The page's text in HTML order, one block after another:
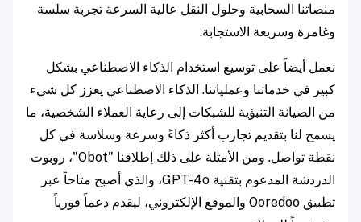
منصاتنا السحابية وحلول النقل عالية السرعة تجربة سلسة
وغامرة وسريعة الاستجابة.
نعمل أيضاً على توسيع استخدام الذكاء الاصطناعي بشكل
كبير في خدماتنا وعملياتنا. الذكاء الاصطناعي يعزز كل شيء
من الصيانة التنبؤية للشبكات إلى رعاية العملاء الشخصية، ما
يسمح لنا بتقديم تجارب أكثر ذكاءً وسرعة وسلاسة في كل
نقطة تواصل. ومن الأمثلة على ذلك إطلاقنا "Obot"، روبوت
الدردشة المدعوم بتقنية GPT-4o، والذي أصبح متاحاً عبر
تطبيق Ooredoo والموقع الإلكتروني، ليقدم دعماً فورياً